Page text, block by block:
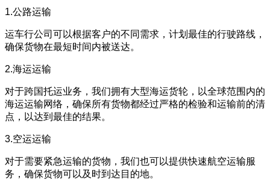
1.公路运输
运车行公司可以根据客户的不同需求，计划最佳的行驶路线，
确保货物在最短时间内被送达。
2.海运运输
对于跨国托运业务，我们拥有大型海运货轮，以全球范围内的
海运运输网络，确保所有货物都经过严格的检验和运输前的清
点，以达到最佳的结果。
3.空运运输
对于需要紧急运输的货物，我们也可以提供快速航空运输服
务，确保货物可以及时到达目的地。